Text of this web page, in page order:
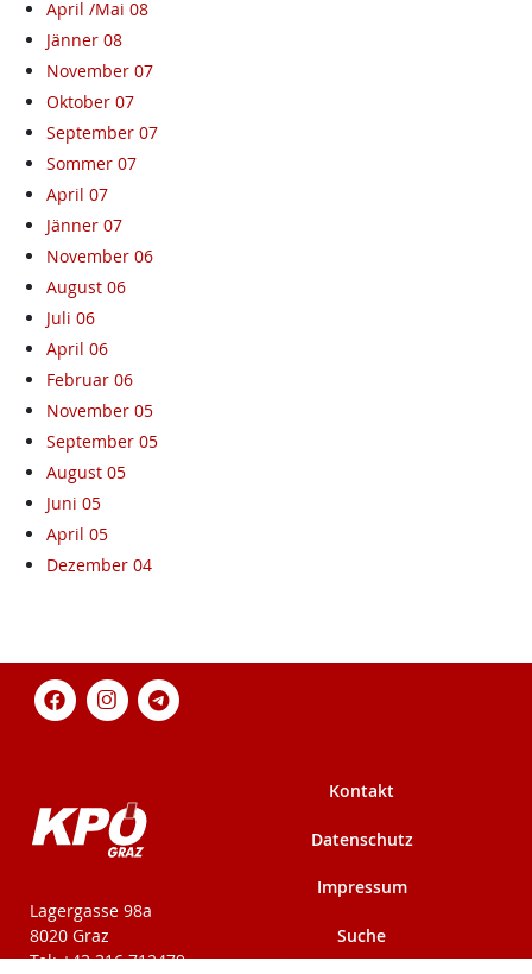
April /Mai 08
Jänner 08
November 07
Oktober 07
September 07
Sommer 07
April 07
Jänner 07
November 06
August 06
Juli 06
April 06
Februar 06
November 05
September 05
August 05
Juni 05
April 05
Dezember 04
KPÖ-Steiermark
Lagergasse 98a
8020 Graz
Tel: +43 316 712479
Kontakt
Datenschutz
Impressum
Suche